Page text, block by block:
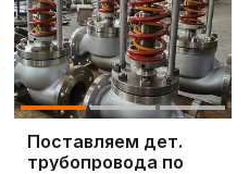
Поставляем дет.
трубопровода по